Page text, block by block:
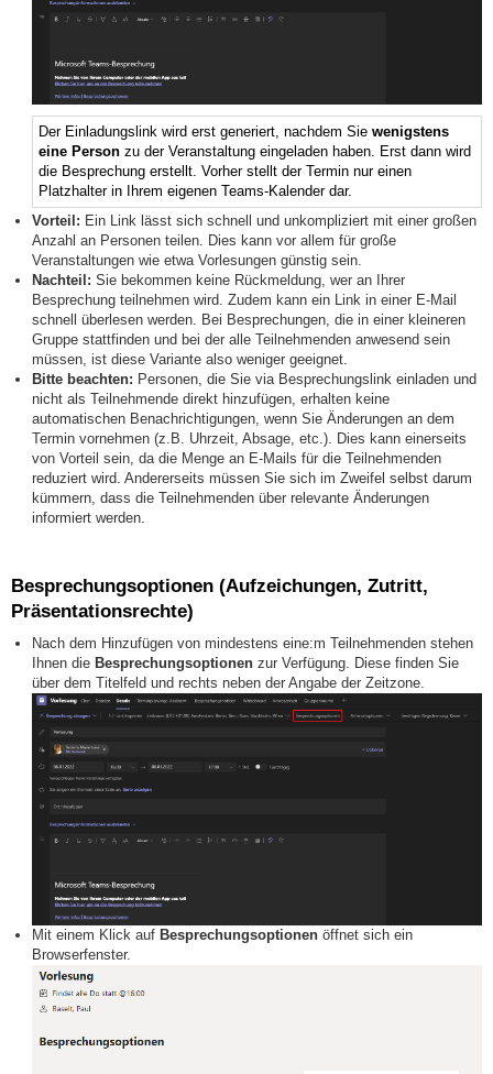
Der Einladungslink wird erst generiert, nachdem Siewenigstens
eine Person zu der Veranstaltung eingeladen haben. Erst dann wird
die Besprechung erstellt. Vorher stellt der Termin nur einen
Platzhalter in Ihrem eigenen Teams-Kalender dar.
Vorteil: Ein Link lässt sich schnell und unkompliziert mit einer großen
Anzahl an Personen teilen. Dies kann vor allem für große
Veranstaltungen wie etwa Vorlesungen günstig sein.
Nachteil: Sie bekommen keine Rückmeldung, wer an Ihrer
Besprechung teilnehmen wird. Zudem kann ein Link in einer E-Mail
schnell überlesen werden. Bei Besprechungen, die in einer kleineren
Gruppe stattfinden und bei der alle Teilnehmenden anwesend sein
müssen, ist diese Variante also weniger geeignet.
Bitte beachten: Personen, die Sie via Besprechungslink einladen und
nicht als Teilnehmende direkt hinzufügen, erhalten keine
automatischen Benachrichtigungen, wenn Sie Änderungen an dem
Termin vornehmen (z.B. Uhrzeit, Absage, etc.). Dies kann einerseits
von Vorteil sein, da die Menge an E-Mails für die Teilnehmenden
reduziert wird. Andererseits müssen Sie sich im Zweifel selbst darum
kümmern, dass die Teilnehmenden über relevante Änderungen
informiert werden.
Besprechungsoptionen (Aufzeichungen, Zutritt,
Präsentationsrechte)
Nach dem Hinzufügen von mindestens eine:m Teilnehmenden stehen
Ihnen dieBesprechungsoptionenzur Verfügung. Diese finden Sie
über dem Titelfeld und rechts neben der Angabe der Zeitzone.
Mit einem Klick auf Besprechungsoptionenöffnet sich ein
Browserfenster.